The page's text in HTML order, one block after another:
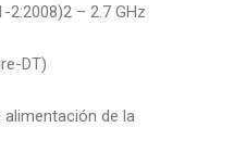
– 2.7 GHz
DT)
alimentación de la